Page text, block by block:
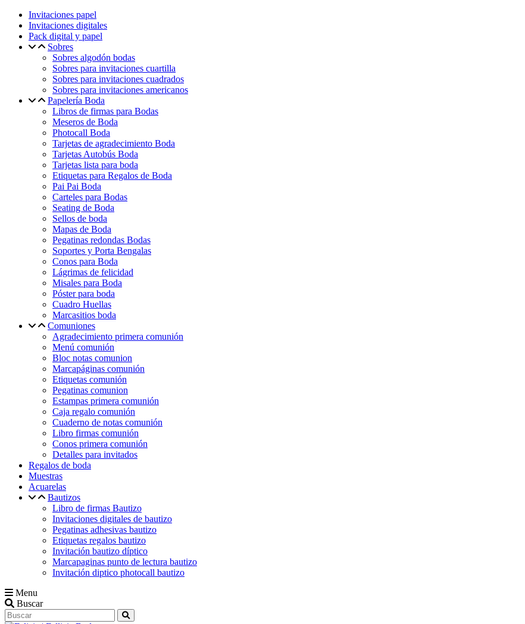
Invitaciones papel
Invitaciones digitales
Pack digital y papel
Sobres
Sobres algodón bodas
Sobres para invitaciones cuartilla
Sobres para invitaciones cuadrados
Sobres para invitaciones americanos
Papelería Boda
Libros de firmas para Bodas
Meseros de Boda
Photocall Boda
Tarjetas de agradecimiento Boda
Tarjetas Autobús Boda
Tarjetas lista para boda
Etiquetas para Regalos de Boda
Pai Pai Boda
Carteles para Bodas
Seating de Boda
Sellos de boda
Mapas de Boda
Pegatinas redondas Bodas
Soportes y Porta Bengalas
Conos para Boda
Lágrimas de felicidad
Misales para Boda
Póster para boda
Cuadro Huellas
Marcasitios boda
Comuniones
Agradecimiento primera comunión
Menú comunión
Bloc notas comunion
Marcapáginas comunión
Etiquetas comunión
Pegatinas comunion
Estampas primera comunión
Caja regalo comunión
Cuaderno de notas comunión
Libro firmas comunión
Conos primera comunión
Detalles para invitados
Regalos de boda
Muestras
Acuarelas
Bautizos
Libro de firmas Bautizo
Invitaciones digitales de bautizo
Pegatinas adhesivas bautizo
Etiquetas regalos bautizo
Invitación bautizo díptico
Marcapaginas punto de lectura bautizo
Invitación diptico photocall bautizo
Menu
Buscar